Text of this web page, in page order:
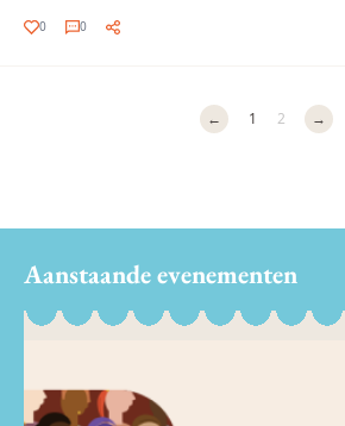
0 0
← 1 2 →
Aanstaande evenementen